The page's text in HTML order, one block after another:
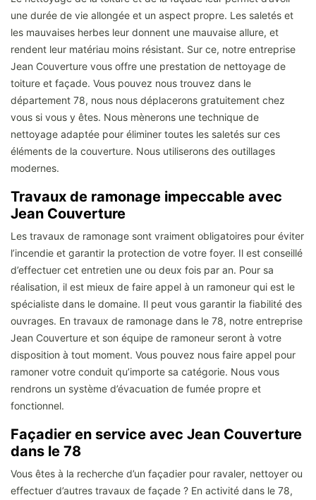
une durée de vie allongée et un aspect propre. Les saletés et
les mauvaises herbes leur donnent une mauvaise allure, et
rendent leur matériau moins résistant. Sur ce, notre entreprise
Jean Couverture vous offre une prestation de nettoyage de
toiture et façade. Vous pouvez nous trouvez dans le
département 78, nous nous déplacerons gratuitement chez
vous si vous y êtes. Nous mènerons une technique de
nettoyage adaptée pour éliminer toutes les saletés sur ces
éléments de la couverture. Nous utiliserons des outillages
modernes.
Travaux de ramonage impeccable avec
Jean Couverture
Les travaux de ramonage sont vraiment obligatoires pour éviter
l’incendie et garantir la protection de votre foyer. Il est conseillé
d’effectuer cet entretien une ou deux fois par an. Pour sa
réalisation, il est mieux de faire appel à un ramoneur qui est le
spécialiste dans le domaine. Il peut vous garantir la fiabilité des
ouvrages. En travaux de ramonage dans le 78, notre entreprise
Jean Couverture et son équipe de ramoneur seront à votre
disposition à tout moment. Vous pouvez nous faire appel pour
ramoner votre conduit qu’importe sa catégorie. Nous vous
rendrons un système d’évacuation de fumée propre et
fonctionnel.
Façadier en service avec Jean Couverture
dans le 78
Vous êtes à la recherche d’un façadier pour ravaler, nettoyer ou
effectuer d’autres travaux de façade ? En activité dans le 78,